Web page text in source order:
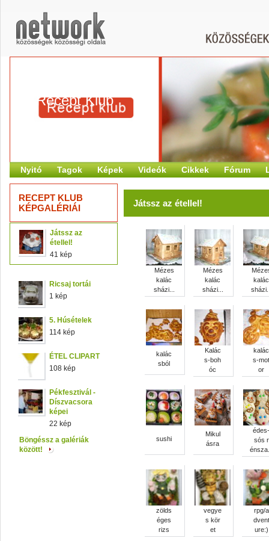
Recept Klub
Nyitó Tagok Képek Videók Cikkek Fórum
RECEPT KLUB
KÉPGALÉRIÁI
Játssz az
étellel!
41 kép
Ricsaj tortái
1 kép
5. Húsételek
114 kép
ÉTEL CLIPART
108 kép
Pékfesztivál -
Díszvacsora
képei
22 kép
Böngéssz a galériák
között!
Játssz az étellel!
Mézes
kalác
sházi...
Mézes
kalác
sházi...
kalác
kalác
sból
Kalác
s-boh
óc
kalác
s-mot
or
sushi
Mikul
ásra
édes-
sós r
zölds
éges
rizs
vegye
s kör
et
rpg/a
dvent
ure:)